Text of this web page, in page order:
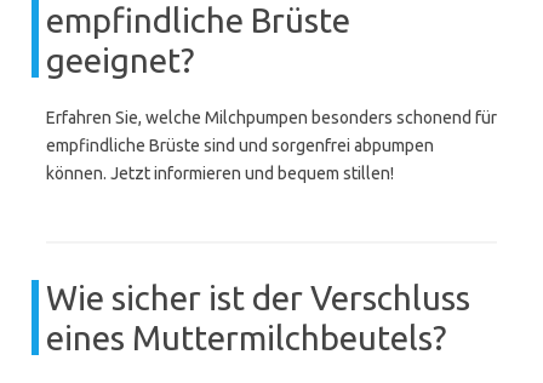
empfindliche Brüste
geeignet?
Erfahren Sie, welche Milchpumpen besonders schonend für
empfindliche Brüste sind und sorgenfrei abpumpen
können. Jetzt informieren und bequem stillen!
Wie sicher ist der Verschluss
eines Muttermilchbeutels?